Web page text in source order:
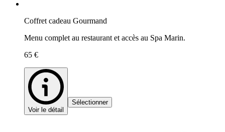
Coffret cadeau Gourmand
Menu complet au restaurant et accès au Spa Marin.
65 €
Voir le détail
Sélectionner